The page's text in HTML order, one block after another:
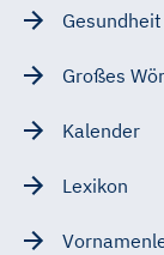
Großes
Kalender
Lexikon